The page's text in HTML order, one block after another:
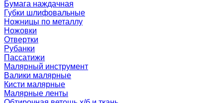
Бумага наждачная
Губки шлифовальные
Ножницы по металлу
Ножовки
Отвертки
Рубанки
Пассатижи
Малярный инструмент
Валики малярные
Кисти малярные
Малярные ленты